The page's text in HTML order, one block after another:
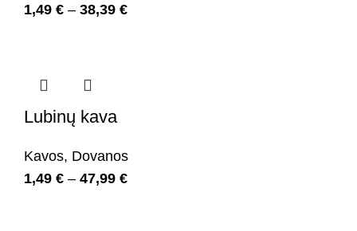
1,49 € – 38,39 €
Lubinų kava
Kavos, Dovanos
1,49 € – 47,99 €